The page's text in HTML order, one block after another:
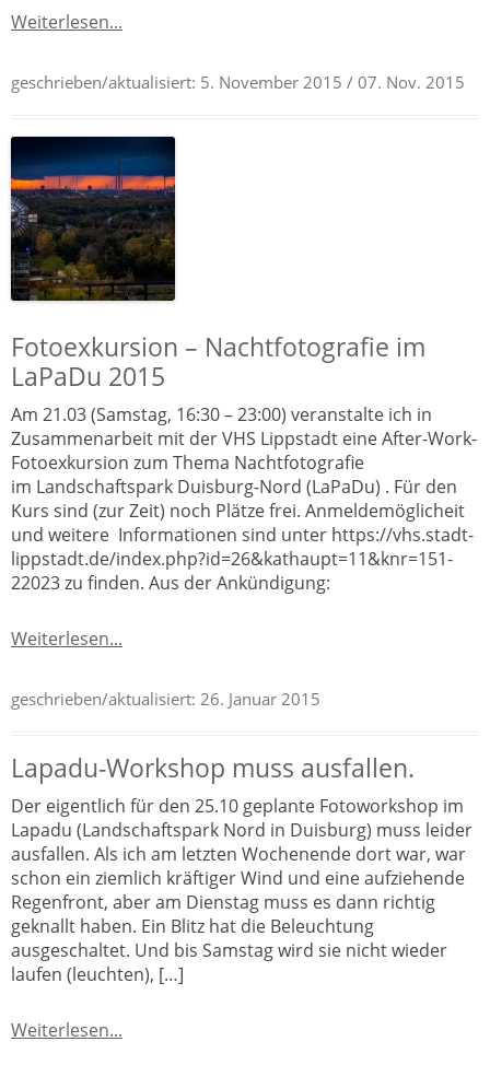
Weiterlesen...
geschrieben/aktualisiert: 5. November 2015 / 07. Nov. 2015
Fotoexkursion – Nachtfotografie im
LaPaDu 2015
Am 21.03 (Samstag, 16:30 – 23:00) veranstalte ich in
Zusammenarbeit mit der VHS Lippstadt eine After-Work-
Fotoexkursion zum Thema Nachtfotografie
im Landschaftspark Duisburg-Nord (LaPaDu) . Für den
Kurs sind (zur Zeit) noch Plätze frei. Anmeldemöglicheit
und weitere Informationen sind unter https://vhs.stadt-
lippstadt.de/index.php?id=26&kathaupt=11&knr=151-
22023 zu finden. Aus der Ankündigung:
Weiterlesen...
geschrieben/aktualisiert: 26. Januar 2015
Lapadu-Workshop muss ausfallen.
Der eigentlich für den 25.10 geplante Fotoworkshop im
Lapadu (Landschaftspark Nord in Duisburg) muss leider
ausfallen. Als ich am letzten Wochenende dort war, war
schon ein ziemlich kräftiger Wind und eine aufziehende
Regenfront, aber am Dienstag muss es dann richtig
geknallt haben. Ein Blitz hat die Beleuchtung
ausgeschaltet. Und bis Samstag wird sie nicht wieder
laufen (leuchten), […]
Weiterlesen...